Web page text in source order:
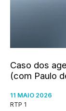
Caso dos
(com Paulo
11 MAIO 2026
RTP 1